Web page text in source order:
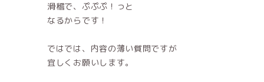
滑稽で、ぷぷぷ！っと
なるからです！
ではでは、内容の薄い質問ですが
宜しくお願いします。